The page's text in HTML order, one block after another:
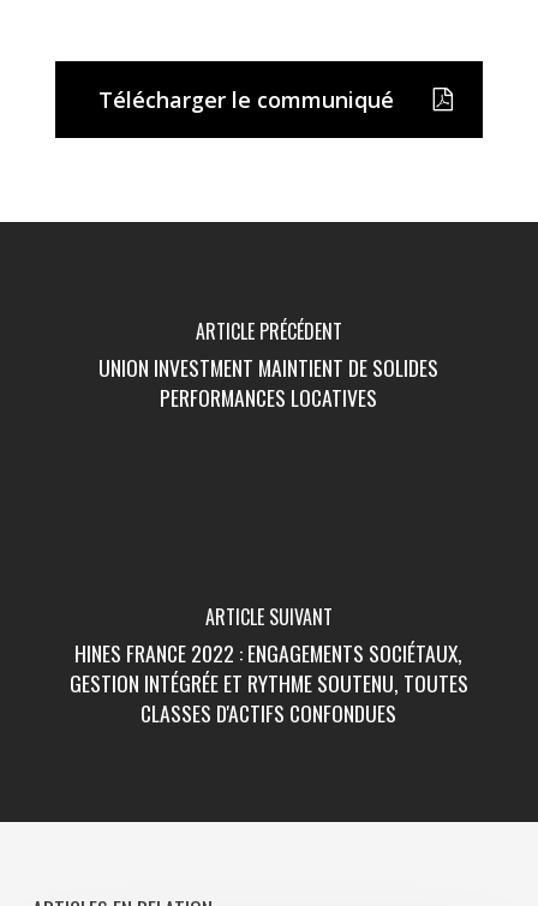
Télécharger le communiqué
ARTICLE PRÉCÉDENT
UNION INVESTMENT MAINTIENT DE SOLIDES
PERFORMANCES LOCATIVES
ARTICLE SUIVANT
HINES FRANCE 2022 : ENGAGEMENTS SOCIÉTAUX,
GESTION INTÉGRÉE ET RYTHME SOUTENU, TOUTES
CLASSES D'ACTIFS CONFONDUES